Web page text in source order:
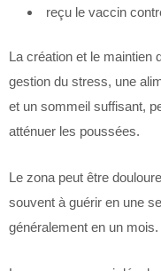
reçu le vaccin
La création et le maintien
gestion du stress, une
et un sommeil suffisant,
atténuer les poussées.
Le zona peut être
souvent à guérir en une
généralement en un mois.